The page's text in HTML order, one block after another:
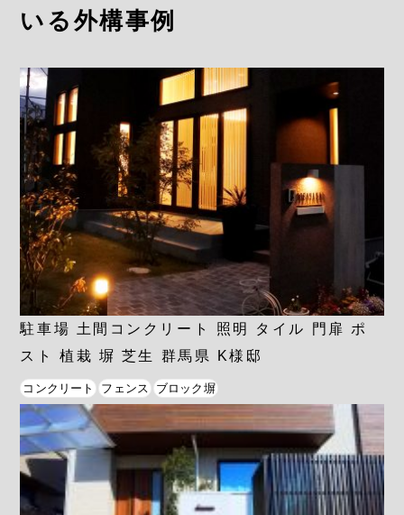
いる外構事例
駐車場 土間コンクリート 照明 タイル 門扉 ポ
スト 植栽 塀 芝生 群馬県 K様邸
コンクリート フェンス ブロック塀